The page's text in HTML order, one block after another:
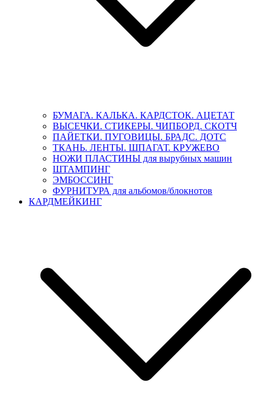
БУМАГА. КАЛЬКА. КАРДСТОК. АЦЕТАТ
ВЫСЕЧКИ. СТИКЕРЫ. ЧИПБОРД. СКОТЧ
ПАЙЕТКИ. ПУГОВИЦЫ. БРАДС. ДОТС
ТКАНЬ. ЛЕНТЫ. ШПАГАТ. КРУЖЕВО
НОЖИ ПЛАСТИНЫ для вырубных машин
ШТАМПИНГ
ЭМБОССИНГ
ФУРНИТУРА для альбомов/блокнотов
КАРДМЕЙКИНГ